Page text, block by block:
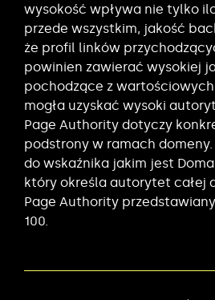
wysokość wpływa nie tylko
przede wszystkim, jakość
że profil linków
powinien zawierać wysokiej
pochodzące z
mogła uzyskać wysoki
Page Authority dotyczy
podstrony w ramach
do wskaźnika jakim jest
który określa autorytet całej
Page Authority
100.